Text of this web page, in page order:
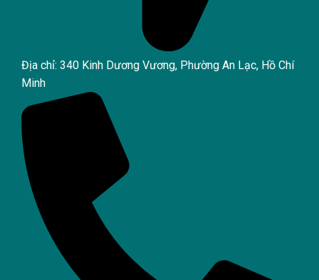
Địa chỉ: 340 Kinh Dương Vương, Phường An Lạc, Hồ Chí
Minh